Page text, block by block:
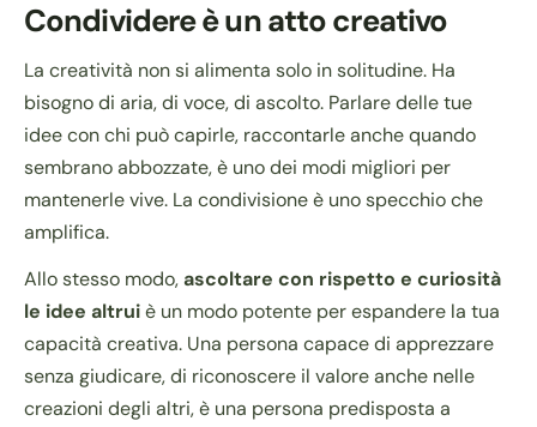
Condividere è un atto creativo
La creatività non si alimenta solo in solitudine. Ha
bisogno di aria, di voce, di ascolto. Parlare delle tue
idee con chi può capirle, raccontarle anche quando
sembrano abbozzate, è uno dei modi migliori per
mantenerle vive. La condivisione è uno specchio che
amplifica.
Allo stesso modo,ascoltare con rispetto e curiosità
le idee altruiè un modo potente per espandere la tua
capacità creativa. Una persona capace di apprezzare
senza giudicare, di riconoscere il valore anche nelle
creazioni degli altri, è una persona predisposta a